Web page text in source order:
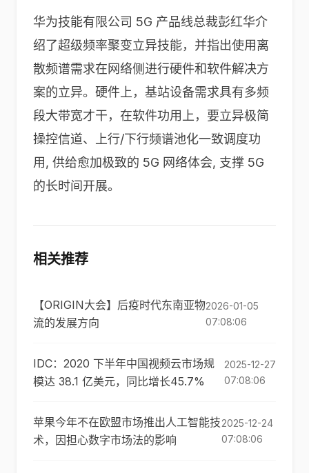
华为技能有限公司 5G 产品线总裁彭红华介
绍了超级频率聚变立异技能，并指出使用离
散频谱需求在网络侧进行硬件和软件解决方
案的立异。硬件上，基站设备需求具有多频
段大带宽才干，在软件功用上，要立异极简
操控信道、上行/下行频谱池化一致调度功
用, 供给愈加极致的 5G 网络体会, 支撑 5G
的长时间开展。
相关推荐
【ORIGIN大会】后疫时代东南亚物
流的发展方向
2026-01-05
07:08:06
IDC：2020 下半年中国视频云市场规
模达 38.1 亿美元，同比增长45.7%
2025-12-27
07:08:06
苹果今年不在欧盟市场推出人工智能技
术，因担心数字市场法的影响
2025-12-24
07:08:06